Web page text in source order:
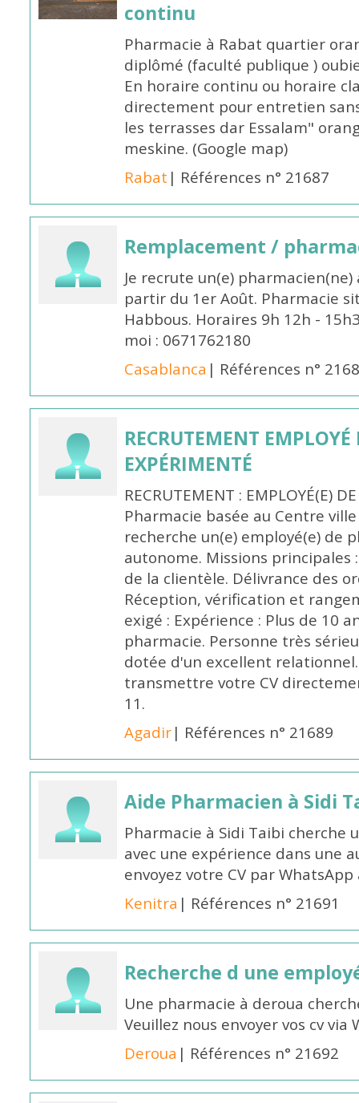
continu
Pharmacie à Rabat quartier
diplômé (faculté publique )
En horaire continu ou horaire
directement pour entretien
les terrasses dar Essalam"
meskine. (Google map)
Rabat | Références n° 21687
Remplacement /
Je recrute un(e)
partir du 1er Août. Pharmacie
Habbous. Horaires 9h 12h -
moi : 0671762180
Casablanca | Références n°
RECRUTEMENT
EXPÉRIMENTÉ
RECRUTEMENT : EMPLOYÉ(E)
Pharmacie basée au Centre ville
recherche un(e) employé(e) de
autonome. Missions principales
de la clientèle. Délivrance des
Réception, vérification et
exigé : Expérience : Plus de 10
pharmacie. Personne très
dotée d'un excellent
transmettre votre CV
11.
Agadir| Références n° 21689
Aide Pharmacien à Sidi
Pharmacie à Sidi Taibi cherche
avec une expérience dans une
envoyez votre CV par
Kenitra | Références n° 21691
Recherche d une
Une pharmacie à deroua
Veuillez nous envoyer vos cv via
Deroua | Références n° 21692